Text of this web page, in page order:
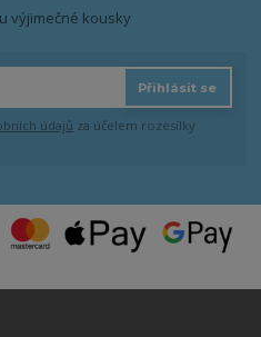
výjimečné kousky
Přihlásit se
údajů za účelem rozesílky